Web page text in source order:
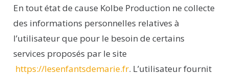
En tout état de cause Kolbe Production ne collecte
des informations personnelles relatives à
l’utilisateur que pour le besoin de certains
services proposés par le site
https://lesenfantsdemarie.fr. L’utilisateur fournit